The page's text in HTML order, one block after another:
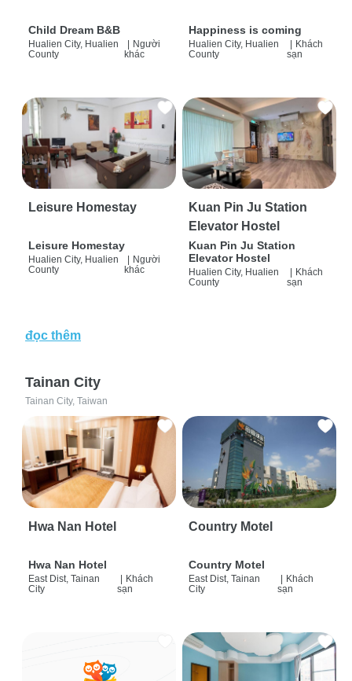
Child Dream B&B
Hualien City, Hualien
County
Người
khác
Happiness is coming
Hualien City, Hualien
County
Khách
sạn
Leisure Homestay
Leisure Homestay
Hualien City, Hualien
County
Người
khác
Kuan Pin Ju Station
Elevator Hostel
Kuan Pin Ju Station
Elevator Hostel
Hualien City, Hualien
County
Khách
sạn
đọc thêm
Tainan City
Tainan City, Taiwan
Hwa Nan Hotel
Hwa Nan Hotel
East Dist, Tainan
City
| Khách
sạn
Country Motel
Country Motel
East Dist, Tainan
City
| Khách
sạn